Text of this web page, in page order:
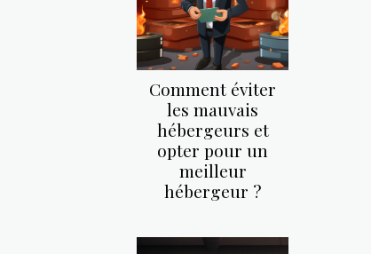
Comment éviter
les mauvais
hébergeurs et
opter pour un
meilleur
hébergeur ?